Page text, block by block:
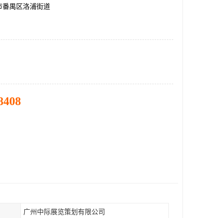
番禺区洛浦街道
广州中际展览策划有限公司